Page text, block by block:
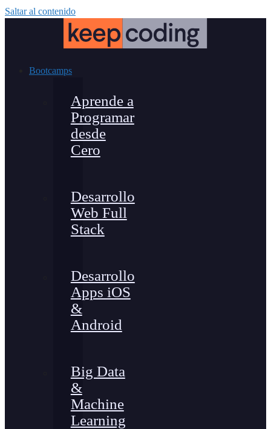
Saltar al contenido
Bootcamps
Aprende a
Programar
desde
Cero
Desarrollo
Web Full
Stack
Desarrollo
Apps iOS
&
Android
Big Data
&
Machine
Learning